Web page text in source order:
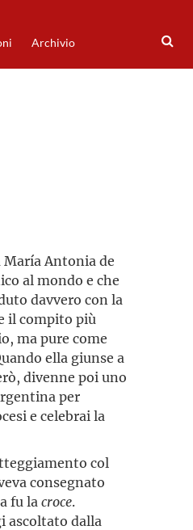
Archivio
María Antonia de
al mondo e che
davvero con la
il compito più
ma pure come
ella giunse a
divenne poi uno
per
e celebrai la
col
consegnato
fu la croce.
ascoltato dalla